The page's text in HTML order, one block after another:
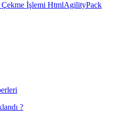
Çekme İşlemi HtmlAgilityPack
?